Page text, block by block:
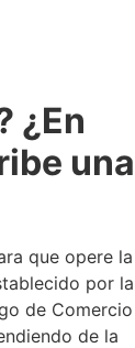
¿En
una
que opere la
por la
de Comercio
de la